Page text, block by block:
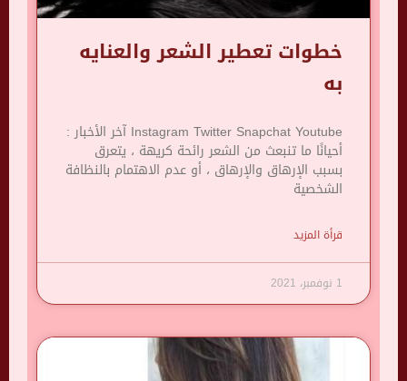
خطوات تعطير الشعر والعنايه
به
Instagram Twitter Snapchat Youtube آخر الأخبار :
أحيانًا ما تنبعث من الشعر رائحة كريهة ، يتعرق
بسبب الإرهاق والإرهاق ، أو عدم الاهتمام بالنظافة
الشخصية
قرأة المزيد
1 نوفمبر، 2021